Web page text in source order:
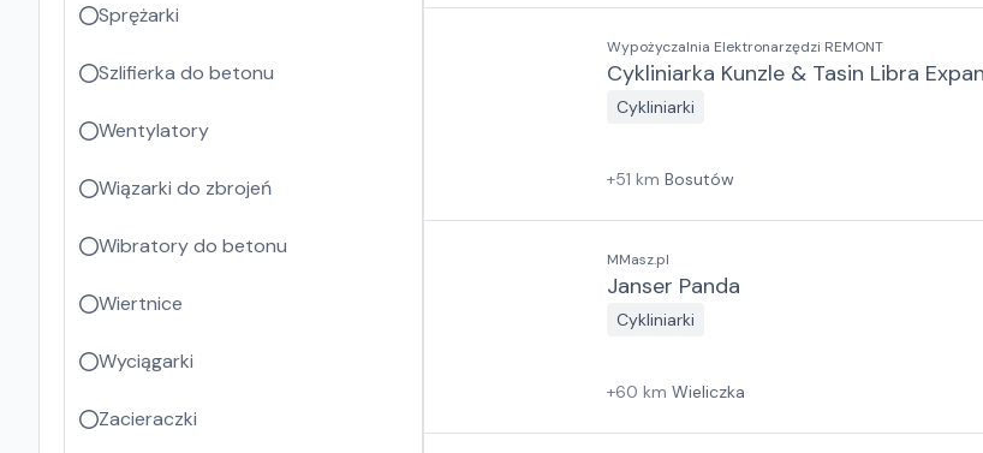
Wypożyczalnia Elektronarzędzi REMONT
Cykliniarka Kunzle & Tasin Libra
Cykliniarki
+51 km Bosutów
MMasz.pl
Janser Panda
Cykliniarki
+60 km Wieliczka
Sprężarki
Szlifierka do betonu
Wentylatory
Wiązarki do zbrojeń
Wibratory do betonu
Wiertnice
Wyciągarki
Zacieraczki